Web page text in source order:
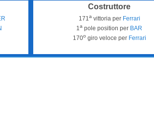
Costruttore
171 avittoria per Ferrari
1 a pole position per BAR
170o giro veloce per Ferrari